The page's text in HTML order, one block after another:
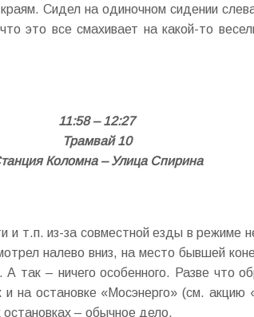
Сидел на одиночном сидении
это все смахивает на какой-то
11:58 – 12:27
Трамвай 10
Коломна – Улица Спирина
и т.п. из-за совместной езды в
налево вниз, на место бывшей
– ничего особенного. Разве что
на остановке «Мосэнерго» (см.
– обычное дело.